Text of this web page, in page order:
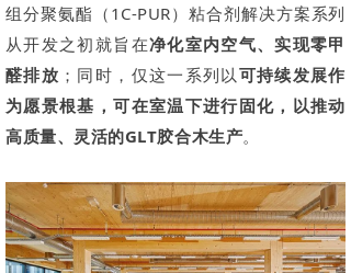
组分聚氨酯（1C-PUR）粘合剂解决方案系列
从开发之初就旨在净化室内空气、实现零甲
醛排放 ；同时，仅这一系列以 可持续发展作
为愿景根基，可在室温下进行固化，以推动
高质量、灵活的GLT胶合木生产。